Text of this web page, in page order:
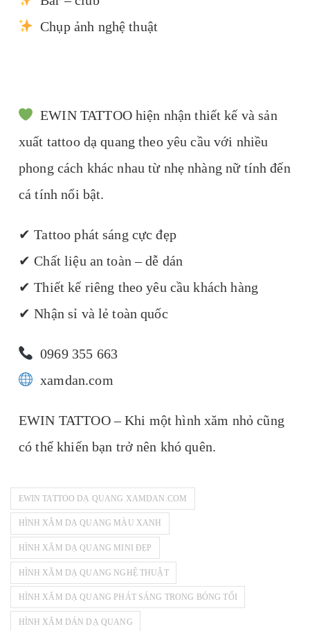
Chụp ảnh nghệ thuật
EWIN TATTOO hiện nhận thiết kế và sản
xuất tattoo dạ quang theo yêu cầu với nhiều
phong cách khác nhau từ nhẹ nhàng nữ tính đến
cá tính nổi bật.
✔ Tattoo phát sáng cực đẹp
✔ Chất liệu an toàn – dễ dán
✔ Thiết kế riêng theo yêu cầu khách hàng
✔ Nhận sỉ và lẻ toàn quốc
0969 355 663
xamdan.com
EWIN TATTOO – Khi một hình xăm nhỏ cũng
có thể khiến bạn trở nên khó quên.
EWIN TATTOO DẠ QUANG XAMDAN.COM
HÌNH XĂM DẠ QUANG MÀU XANH
HÌNH XĂM DẠ QUANG MINI ĐẸP
HÌNH XĂM DẠ QUANG NGHỆ THUẬT
HÌNH XĂM DẠ QUANG PHÁT SÁNG TRONG BÓNG TỐI
HÌNH XĂM DÁN DẠ QUANG